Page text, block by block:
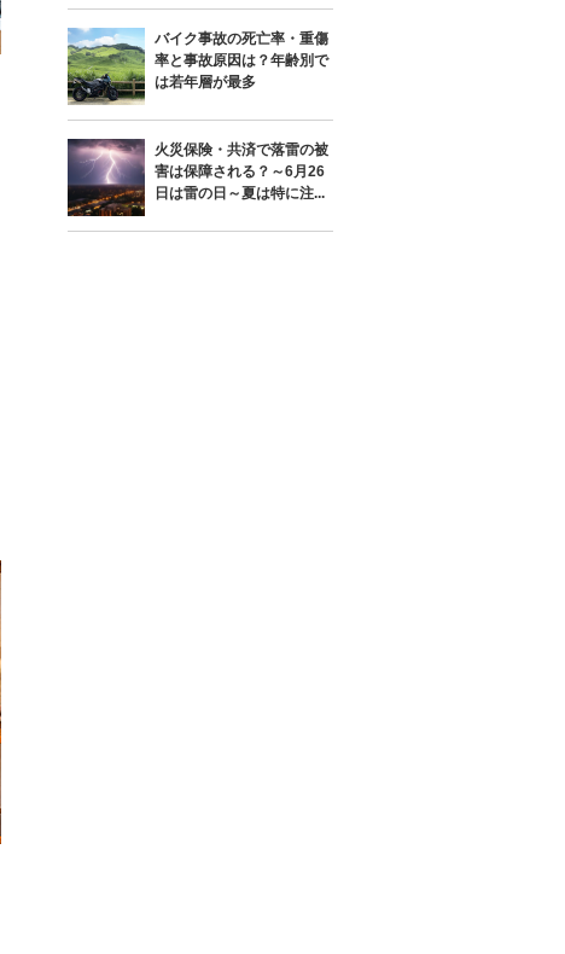
バイク事故の死亡率・重傷
率と事故原因は？年齢別で
は若年層が最多
火災保険・共済で落雷の被
害は保障される？～6月26
日は雷の日～夏は特に注...